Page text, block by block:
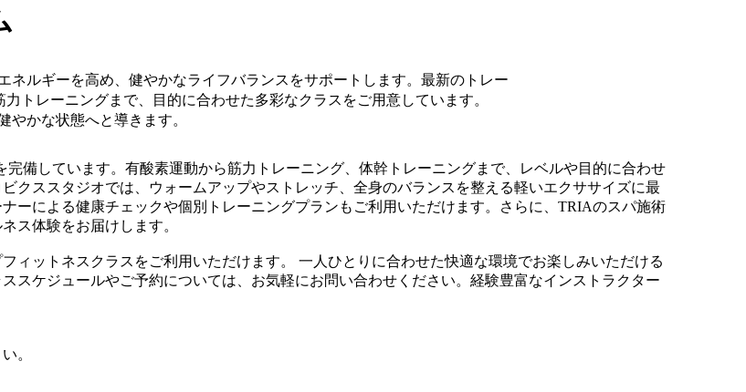
ネルギーを高め、健やかなライフバランスをサポートします。最新のトレー
トレーニングまで、目的に合わせた多彩なクラスをご用意しています。
かな状態へと導きます。
備しています。有酸素運動から筋力トレーニング、体幹トレーニングまで、レベルや目的に合わせ
クススタジオでは、ウォームアップやストレッチ、全身のバランスを整える軽いエクササイズに最
ーによる健康チェックや個別トレーニングプランもご利用いただけます。さらに、TRIAのスパ施術
ス体験をお届けします。
ィットネスクラスをご利用いただけます。 一人ひとりに合わせた快適な環境でお楽しみいただける
スケジュールやご予約については、お気軽にお問い合わせください。経験豊富なインストラクター
。